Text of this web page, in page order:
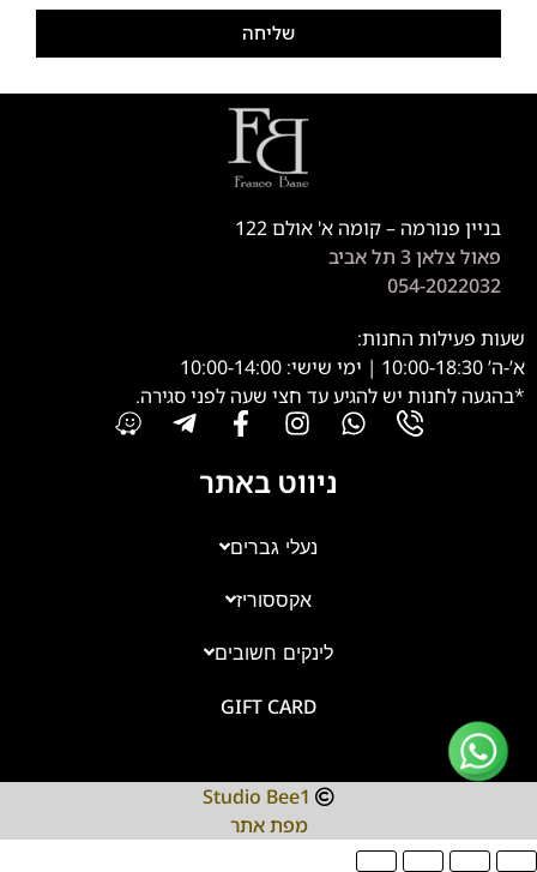
שליחה
בניין פנורמה – קומה א' אולם 122
פאול צלאן 3 תל אביב
054-2022032
שעות פעילות החנות:
א’-ה’ 10:00-18:30 | ימי שישי: 10:00-14:00
*בהגעה לחנות יש להגיע עד חצי שעה לפני סגירה.
ניווט באתר
נעלי גברים
אקססוריז
לינקים חשובים
GIFT CARD
Studio Bee1
מפת אתר